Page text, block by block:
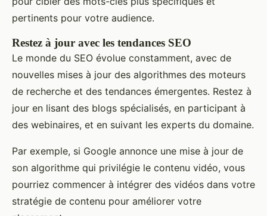
pertinents pour votre audience.
Restez à jour avec les tendances SEO
Le monde du SEO évolue constamment, avec de
nouvelles mises à jour des algorithmes des moteurs
de recherche et des tendances émergentes. Restez à
jour en lisant des blogs spécialisés, en participant à
des webinaires, et en suivant les experts du domaine.
Par exemple, si Google annonce une mise à jour de
son algorithme qui privilégie le contenu vidéo, vous
pourriez commencer à intégrer des vidéos dans votre
stratégie de contenu pour améliorer votre